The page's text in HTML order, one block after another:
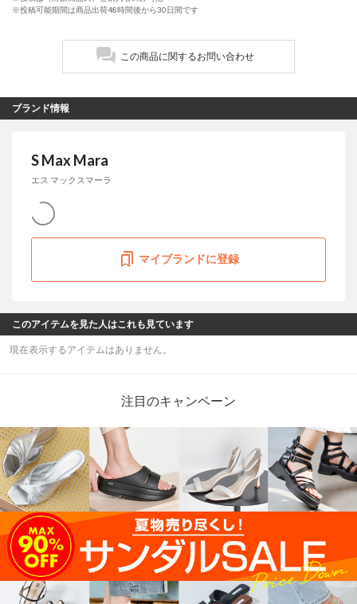
※投稿可能期間は商品出荷48時間後から30日間です
この商品に関するお問い合わせ
ブランド情報
S Max Mara
エス マックスマーラ
マイブランドに登録
このアイテムを見た人はこれも見ています
現在表示するアイテムはありません。
注目のキャンペーン